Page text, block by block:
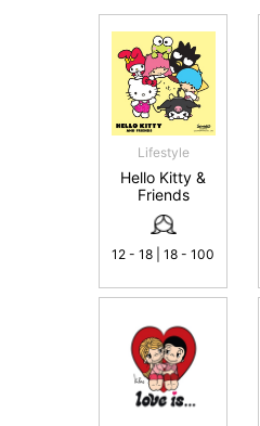
Lifestyle
Hello Kitty &
Friends
12 - 18 | 18 - 100